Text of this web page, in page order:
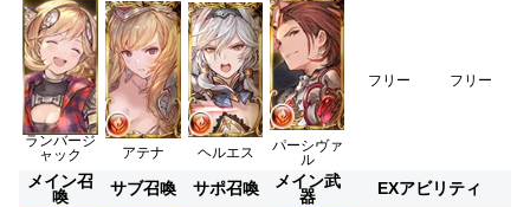
ランバージ
ャック
アテナ ヘルエス
パーシヴァ
ル
フリー フリー
メイン召
喚
サブ召喚 サポ召喚
メイン武
器
EXアビリティ